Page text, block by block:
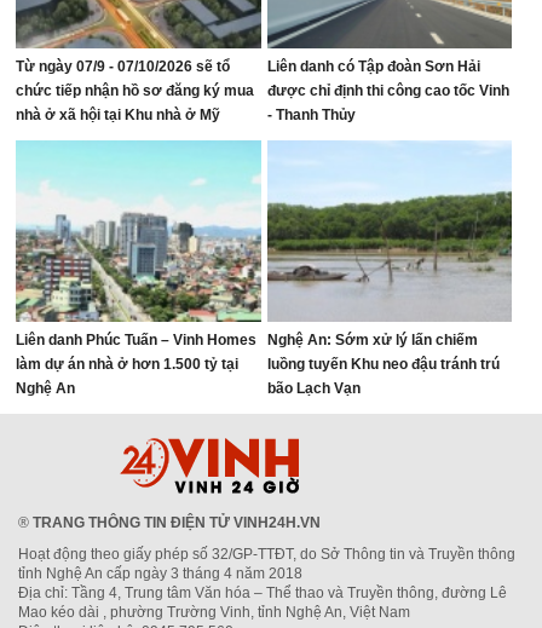
Từ ngày 07/9 - 07/10/2026 sẽ tổ
chức tiếp nhận hồ sơ đăng ký mua
nhà ở xã hội tại Khu nhà ở Mỹ
Thượng, phường Vinh Lộc
Liên danh có Tập đoàn Sơn Hải
được chỉ định thi công cao tốc Vinh
- Thanh Thủy
Liên danh Phúc Tuấn – Vinh Homes
làm dự án nhà ở hơn 1.500 tỷ tại
Nghệ An
Nghệ An: Sớm xử lý lấn chiếm
luồng tuyến Khu neo đậu tránh trú
bão Lạch Vạn
® TRANG THÔNG TIN ĐIỆN TỬ VINH24H.VN
Hoạt động theo giấy phép số 32/GP-TTĐT, do Sở Thông tin và Truyền thông
tỉnh Nghệ An cấp ngày 3 tháng 4 năm 2018
Địa chỉ: Tầng 4, Trung tâm Văn hóa – Thể thao và Truyền thông, đường Lê
Mao kéo dài , phường Trường Vinh, tỉnh Nghệ An, Việt Nam